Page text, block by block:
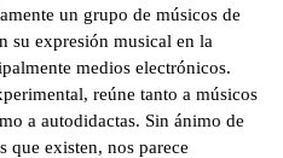
un grupo de músicos de
su expresión musical en la
medios electrónicos.
reúne tanto a músicos
a autodidactas. Sin ánimo de
que existen, nos parece